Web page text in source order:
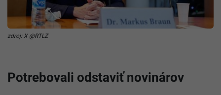
zdroj: X @RTLZ
Potrebovali odstaviť novinárov